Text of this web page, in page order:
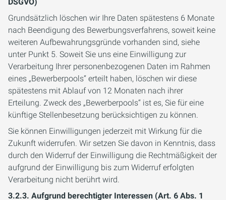
Grundsätzlich löschen wir Ihre Daten spätestens 6 Monate
nach Beendigung des Bewerbungsverfahrens, soweit keine
weiteren Aufbewahrungsgründe vorhanden sind, siehe
unter Punkt 5. Soweit Sie uns eine Einwilligung zur
Verarbeitung Ihrer personenbezogenen Daten im Rahmen
eines „Bewerberpools“ erteilt haben, löschen wir diese
spätestens mit Ablauf von 12 Monaten nach ihrer
Erteilung. Zweck des „Bewerberpools“ ist es, Sie für eine
künftige Stellenbesetzung berücksichtigen zu können.
Sie können Einwilligungen jederzeit mit Wirkung für die
Zukunft widerrufen. Wir setzen Sie davon in Kenntnis, dass
durch den Widerruf der Einwilligung die Rechtmäßigkeit der
aufgrund der Einwilligung bis zum Widerruf erfolgten
Verarbeitung nicht berührt wird.
3.2.3. Aufgrund berechtigter Interessen (Art. 6 Abs. 1